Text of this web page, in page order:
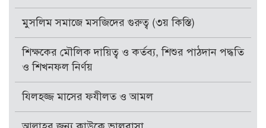
মুসলিম সমাজে মসজিদের গুরুত্ব (৩য় কিস্তি)
শিক্ষকের মৌলিক দায়িত্ব ও কর্তব্য, শিশুর পাঠদান পদ্ধতি
ও শিখনফল নির্ণয়
যিলহজ্জ মাসের ফযীলত ও আমল